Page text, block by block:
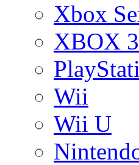
Xbox
XBOX
Wii
Wii U